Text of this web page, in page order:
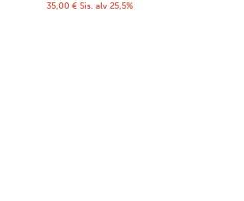
35,00 € Sis. alv 25,5%